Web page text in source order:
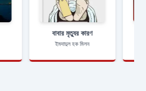
বাবার মৃত্যুর কারণ
ইমদাদুল হক মিলন